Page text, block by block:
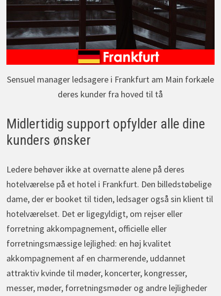
Sensuel manager ledsagere i Frankfurt am Main forkæle
deres kunder fra hoved til tå
Midlertidig support opfylder alle dine
kunders ønsker
Ledere behøver ikke at overnatte alene på deres
hotelværelse på et hotel i Frankfurt. Den billedstøbelige
dame, der er booket til tiden, ledsager også sin klient til
hotelværelset. Det er ligegyldigt, om rejser eller
forretning akkompagnement, officielle eller
forretningsmæssige lejlighed: en høj kvalitet
akkompagnement af en charmerende, uddannet
attraktiv kvinde til møder, koncerter, kongresser,
messer, møder, forretningsmøder og andre lejligheder